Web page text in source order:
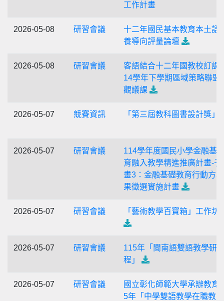
工作計畫
2026-05-08 研習會議
十二年國民基本教育本土語
養導向評量論壇
2026-05-08 研習會議
客語結合十二年國教校訂課
14學年下學期區域策略聯盟
觀議課
2026-05-07 競賽資訊 「第三屆教科圖書設計獎」
2026-05-07 研習會議
114學年度國民小學金融基
育融入教學精進推廣計畫-子
畫3：金融基礎教育行動方
果徵選實施計畫
2026-05-07 研習會議 「藝術教學百寶箱」工作坊
2026-05-07 研習會議
115年「閩南語雙語教學研
程」
2026-05-07 研習會議
國立彰化師範大學承辦教育
5年「中學雙語教學在職教